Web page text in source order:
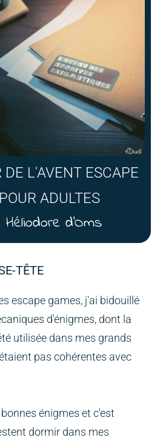
DE L'AVENT ESCAPE
ADULTES
d'Oms
TÊTE
escape games, j'ai bidouillé
d'énigmes, dont la
utilisée dans mes grands
pas cohérentes avec
énigmes et c'est
dormir dans mes